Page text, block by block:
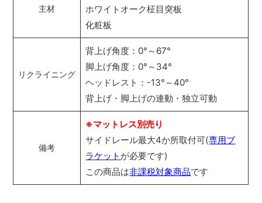
主材
ホワイトオーク柾目突板
化粧板
リクライニング
背上げ角度：0°～67°
脚上げ角度：0°～34°
ヘッドレスト：-13°～40°
背上げ・脚上げの連動・独立可動
備考
※マットレス別売り
サイドレール最大4か所取付可(専用ブ
ラケット が必要です)
この商品は非課税対象商品です